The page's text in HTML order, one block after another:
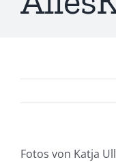
Fotos von Katja